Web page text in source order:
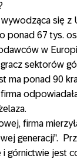
się z
ponad 67 tys.
w
sektorów
ma ponad 90
firma
generacji”.
górnictwie jest